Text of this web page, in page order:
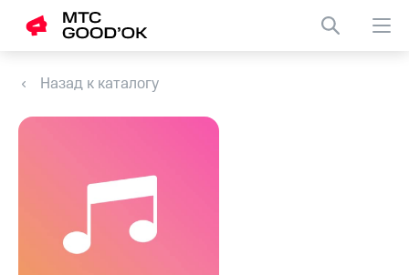
Назад к каталогу